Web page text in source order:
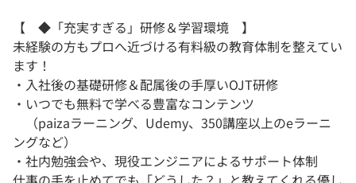
【 ◆「充実すぎる」研修＆学習環境 】
未経験の方もプロへ近づける有料級の教育体制を整えてい
ます！
・入社後の基礎研修＆配属後の手厚いOJT研修
・いつでも無料で学べる豊富なコンテンツ
（paizaラーニング、Udemy、350講座以上のeラーニ
ングなど）
・社内勉強会や、現役エンジニアによるサポート体制